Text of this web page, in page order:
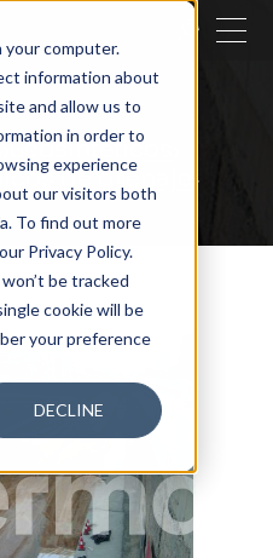
computer.
information about
and allow us to
in order to
experience
our visitors both
To find out more
Privacy Policy.
be tracked
cookie will be
your preference
DECLINE
CERRAR
Geosintéticos
de drenaje